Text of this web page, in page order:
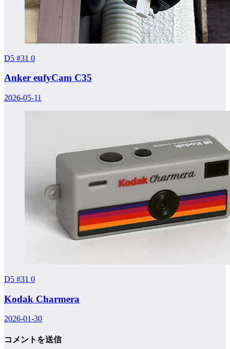
D5 #31 0
Anker eufyCam C35
2026-05-11
D5 #31 0
Kodak Charmera
2026-01-30
コメントを送信